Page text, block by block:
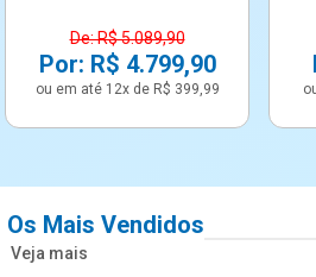
De: R$ 5.089,90
Por: R$ 4.799,90
ou em até 12x de R$ 399,99
Os Mais Vendidos
Veja mais